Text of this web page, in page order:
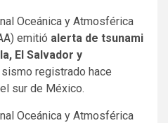
Oceánica y Atmosférica
emitió alerta de tsunami
El Salvador y
registrado hace
sur de México.
Oceánica y Atmosférica